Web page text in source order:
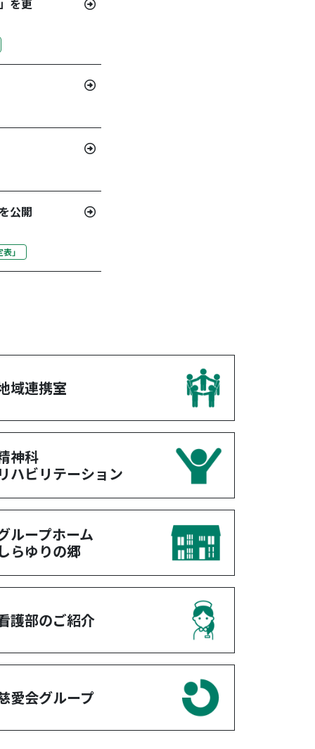
を更
公開
」
域連携室
神科
ハビリテーション
ループホーム
らゆりの郷
護部のご紹介
愛会グループ